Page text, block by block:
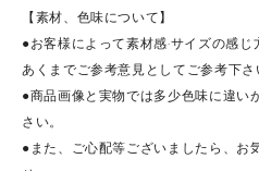
【素材、色味について】
●お客様によって素材感·サイズの感
あくまでご参考意見としてご参考下さ
●商品画像と実物では多少色味に違い
さい。
●また、ご心配等ございましたら、お